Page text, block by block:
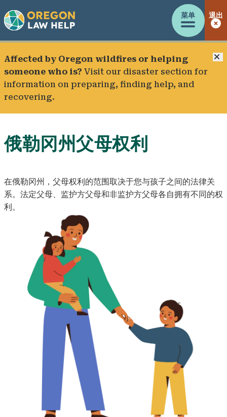
菜单 退出
Affected by Oregon wildfires or helping
someone who is? Visit our disaster section for
information on preparing, finding help, and
recovering.
俄勒冈州父母权利
在俄勒冈州，父母权利的范围取决于您与孩子之间的法律关
系。法定父母、监护方父母和非监护方父母各自拥有不同的权
利。